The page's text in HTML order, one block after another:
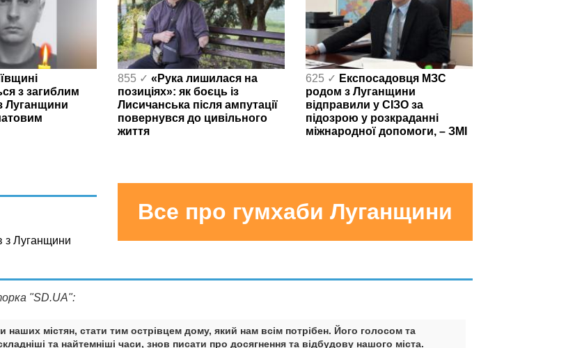
з загиблим
Луганщини
855 ✓ «Рука лишилася на
позиціях»: як боєць із
Лисичанська після ампутації
повернувся до цивільного
життя
625 ✓ Експосадовця МЗС
родом з Луганщини
відправили у СІЗО за
підозрою у розкраданні
міжнародної допомоги, – ЗМІ
з Луганщини
Все про гумхаби Луганщини
"SD.UA":
наших містян, стати тим острівцем дому, який нам всім потрібен. Його голосом та
та найтемніші часи, знов писати про досягнення та відбудову нашого міста.